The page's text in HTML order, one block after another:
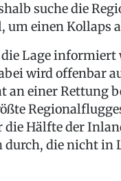
suche die
einen Kollaps
Lage informiert
wird offenbar
an einer Rettung
die Hälfte der
die nicht in